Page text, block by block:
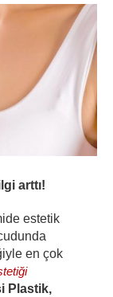
arttı!
estetik
en çok
Plastik,